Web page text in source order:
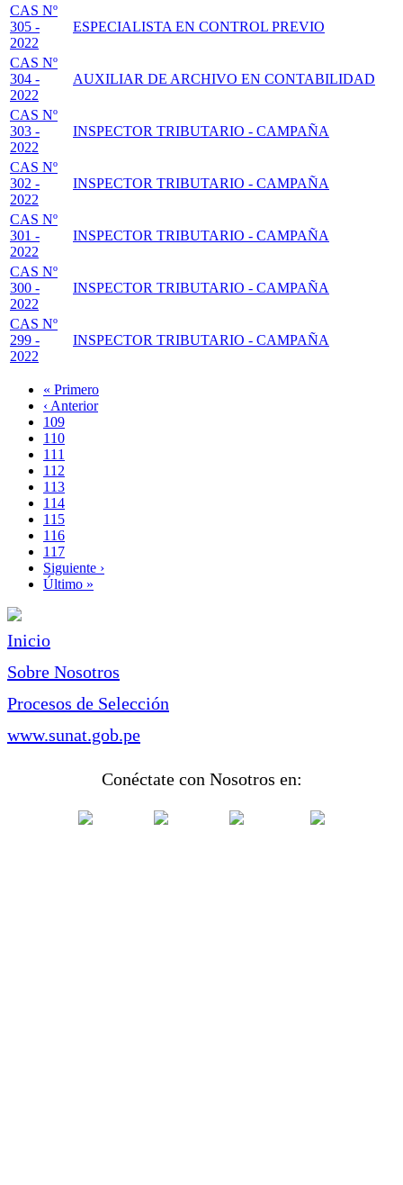
CAS Nº
305 -
2022
ESPECIALISTA EN CONTROL PREVIO
CAS Nº
304 -
2022
AUXILIAR DE ARCHIVO EN CONTABILIDAD
CAS Nº
303 -
2022
INSPECTOR TRIBUTARIO - CAMPAÑA
CAS Nº
302 -
2022
INSPECTOR TRIBUTARIO - CAMPAÑA
CAS Nº
301 -
2022
INSPECTOR TRIBUTARIO - CAMPAÑA
CAS Nº
300 -
2022
INSPECTOR TRIBUTARIO - CAMPAÑA
CAS Nº
299 -
2022
INSPECTOR TRIBUTARIO - CAMPAÑA
Paginación
Primera
página
« Primero
Página
anterior
‹ Anterior
Page
109
Page
110
Page
111
Page
112
Página
actual
113
Page
114
Page
115
Page
116
Page
117
Siguiente
página
Siguiente ›
Última
Último »
Inicio
Sobre Nosotros
Procesos de Selección
www.sunat.gob.pe
Conéctate con Nosotros en: